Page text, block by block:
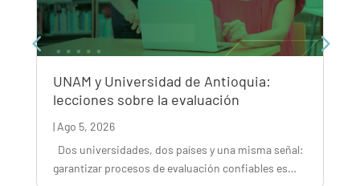
UNAM y Universidad de Antioquia:
lecciones sobre la evaluación
| Ago 5, 2026
Dos universidades, dos países y una misma señal:
garantizar procesos de evaluación confiables es…